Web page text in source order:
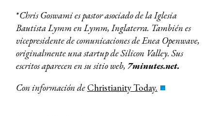
*Chris Goswami es pastor asociado de la Iglesia
Bautista Lymm en Lymm, Inglaterra. También es
vicepresidente de comunicaciones de Enea Openwave,
originalmente una startup de Silicon Valley. Sus
escritos aparecen en su sitio web, 7minutes.net.
Con información de Christianity Today.